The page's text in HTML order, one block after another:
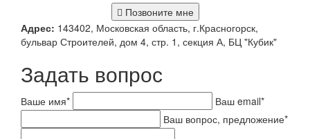
Позвоните мне
Адрес: 143402, Московская область, г.Красногорск,
бульвар Строителей, дом 4, стр. 1, секция А, БЦ "Кубик"
Задать вопрос
Ваше имя* Ваш email*
Ваш вопрос, предложение*